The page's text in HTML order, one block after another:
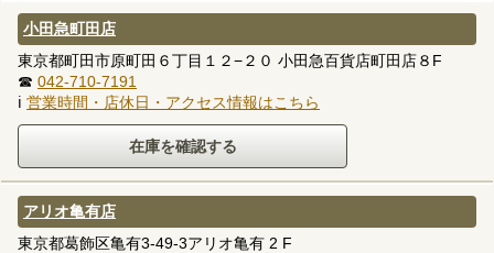
小田急町田店
東京都町田市原町田６丁目１２−２０ 小田急百貨店町田店８F
☎ 042-710-7191
ℹ 営業時間・店休日・アクセス情報はこちら
アリオ亀有店
東京都葛飾区亀有3-49-3アリオ亀有 2 F